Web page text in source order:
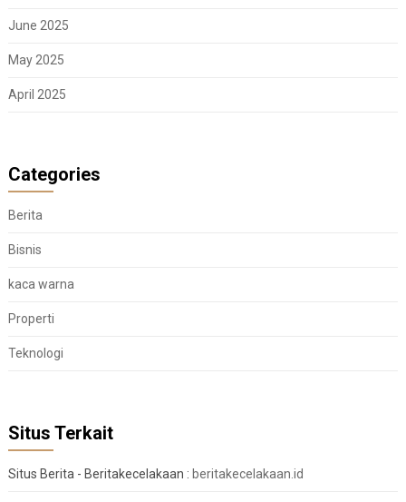
June 2025
May 2025
April 2025
Categories
Berita
Bisnis
kaca warna
Properti
Teknologi
Situs Terkait
Situs Berita - Beritakecelakaan : beritakecelakaan.id